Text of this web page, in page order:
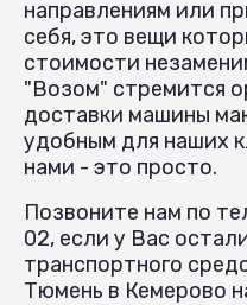
направлениям или
себя, это вещи
стоимости
"Возом" стремится
доставки машины
удобным для наших
нами - это просто.
Позвоните нам по
02, если у Вас
транспортного
Тюмень в Кемерово